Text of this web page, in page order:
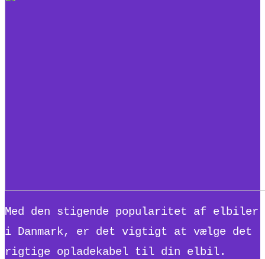
Med den stigende popularitet af elbiler
i Danmark, er det vigtigt at vælge det
rigtige opladekabel til din elbil.